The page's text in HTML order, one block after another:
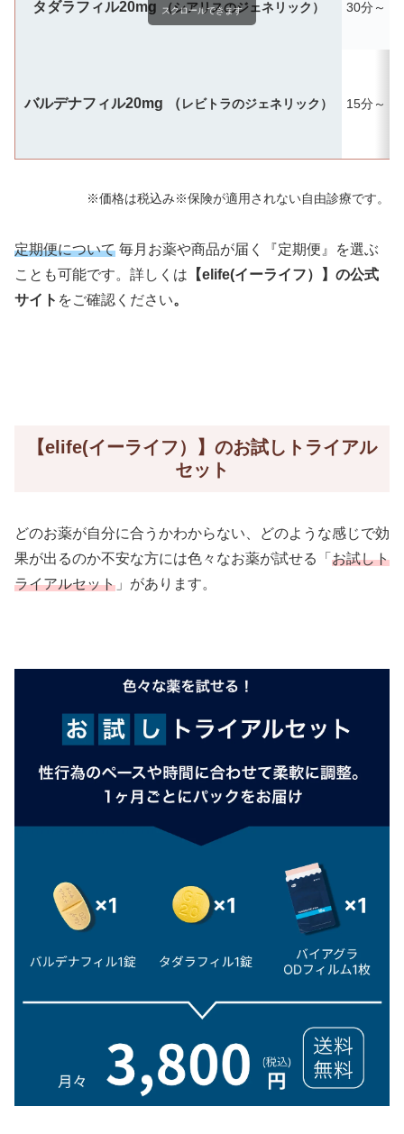
タダラフィル20mg （シアリスのジェネリック） 30分～
バルデナフィル20mg （レビトラのジェネリック） 15分～
スクロールできます
※価格は税込み※保険が適用されない自由診療です。
定期便について 毎月お薬や商品が届く『定期便』を選ぶ
ことも可能です。詳しくは 【elife(イーライフ）】の公式
サイト をご確認ください。
【elife(イーライフ）】のお試しトライアル
セット
どのお薬が自分に合うかわからない、どのような感じで効
果が出るのか不安な方には色々なお薬が試せる「 お試しト
ライアルセット 」があります。